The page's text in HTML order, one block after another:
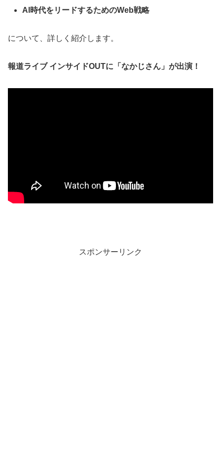
AI時代をリードするためのWeb戦略
について、詳しく紹介します。
報道ライブ インサイドOUTに「なかじさん」が出演！
スポンサーリンク